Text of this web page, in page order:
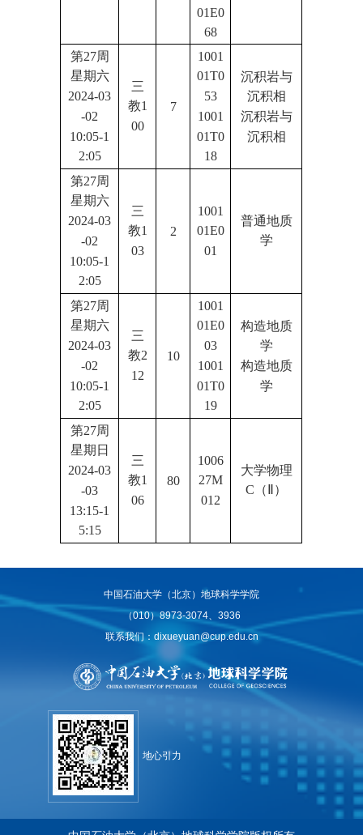
01E0
68
第27周
星期六
2024-03
-02
10:05-1
2:05
三
教1
00
7
1001
01T0
53
1001
01T0
18
沉积岩与
沉积相
沉积岩与
沉积相
第27周
星期六
2024-03
-02
10:05-1
2:05
三
教1
03
2
1001
01E0
01
普通地质
学
第27周
星期六
2024-03
-02
10:05-1
2:05
三
教2
12
10
1001
01E0
03
1001
01T0
19
构造地质
学
构造地质
学
第27周
星期日
2024-03
-03
13:15-1
5:15
三
教1
06
80
1006
27M
012
大学物理
C（Ⅱ）
中国石油大学（北京）地球科学学院
（010）8973-3074、3936
联系我们：dixueyuan@cup.edu.cn
地心引力